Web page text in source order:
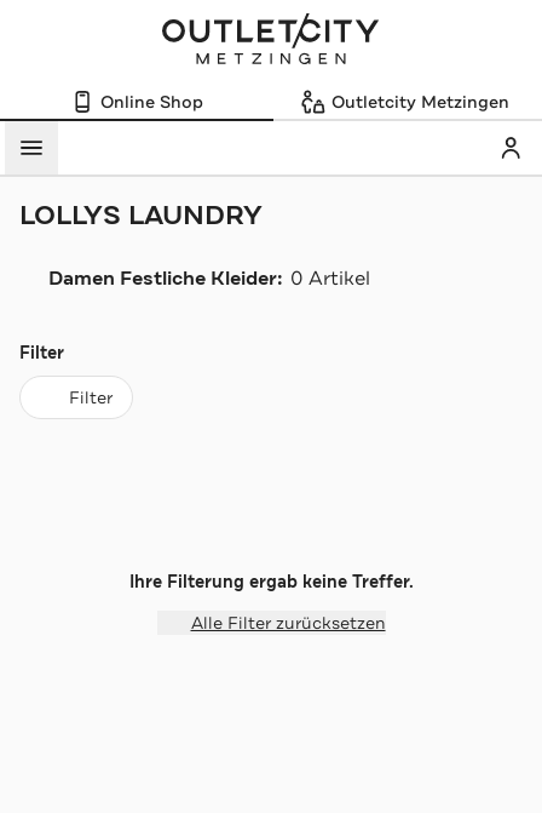
Online Shop Outletcity Metzingen
Menü
LOLLYS LAUNDRY
Damen Festliche Kleider: 0 Artikel
Filter
Filter
Ihre Filterung ergab keine Treffer.
Alle Filter zurücksetzen